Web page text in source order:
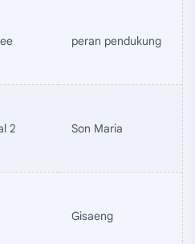
peran pendukung
2 Son Maria
Gisaeng